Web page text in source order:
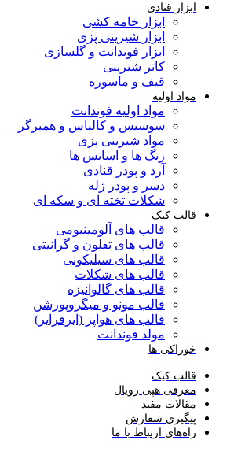
ابزار قنادی
ابزار خامه کشی
ابزار شیرینی پزی
ابزار فوندانت و گلسازی
کاتر شیرینی
قیف و ماسوره
مواد اولیه
مواد اولیه فوندانت
سوسیس و کالباس و همبرگر
مواد شیرینی پزی
رنگ ها و اسانس ها
آرد و پودر قنادی
دسر و پودر ژله
شکلات تخته ای و سکه ای
قالب کیک
قالب های آلومینیومی
قالب های تفلون و گرانیتی
قالب های سیلیکونی
قالب های شکلات
قالب های گالوانیزه
قالب مونو و میگروپورشن
قالب های هواپز (ایرفرایر)
مولد فوندانت
خوراکی ها
قالب کیک
معرفی هپی رویال
مقالات مفید
پیگیری سفارش
راه‌های ارتباط با ما